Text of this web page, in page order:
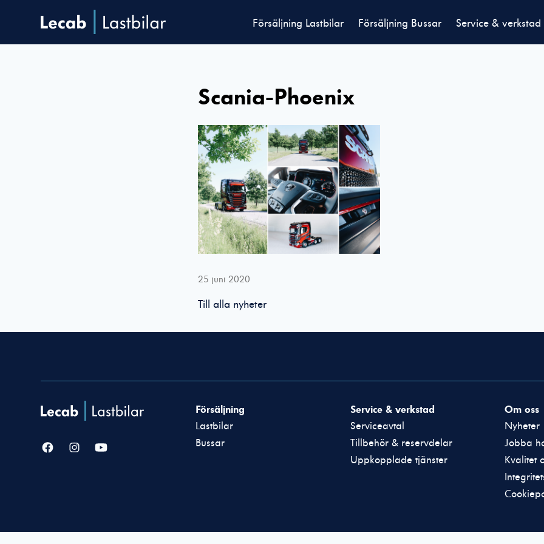
Försäljning Lastbilar Försäljning Bussar Service & verkstad
Scania-Phoenix
25 juni 2020
Till alla nyheter
Försäljning
Lastbilar
Bussar
Service & verkstad
Serviceavtal
Tillbehör & reservdelar
Uppkopplade tjänster
Om oss
Nyheter
Jobba
Kvalitet
går inte att
behövs för att
hemsidan över
huvud taget